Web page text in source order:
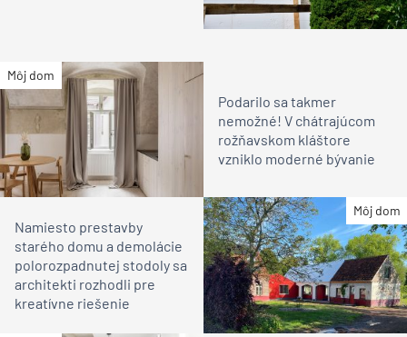
Môj dom
Podarilo sa takmer
nemožné! V chátrajúcom
rožňavskom kláštore
vzniklo moderné bývanie
Môj dom
Namiesto prestavby
starého domu a demolácie
polorozpadnutej stodoly sa
architekti rozhodli pre
kreatívne riešenie